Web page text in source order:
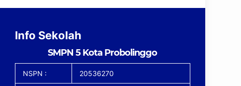
Info Sekolah
SMPN 5 Kota Probolinggo
NSPN : 20536270